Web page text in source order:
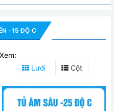
-15 ĐỘ C
Xem:
Lưới
Cột